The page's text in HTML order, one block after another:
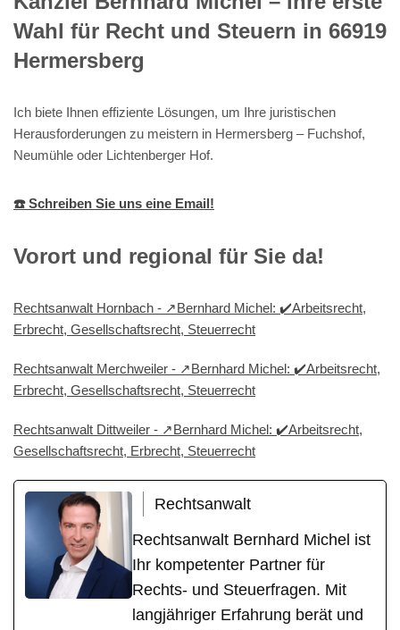
Wahl für Recht und Steuern in 66919
Hermersberg
Ich biete Ihnen effiziente Lösungen, um Ihre juristischen
Herausforderungen zu meistern in Hermersberg – Fuchshof,
Neumühle oder Lichtenberger Hof.
☎️ Schreiben Sie uns eine Email!
Vorort und regional für Sie da!
Rechtsanwalt Hornbach - ↗️Bernhard Michel: ✔️Arbeitsrecht,
Erbrecht, Gesellschaftsrecht, Steuerrecht
Rechtsanwalt Merchweiler - ↗️Bernhard Michel: ✔️Arbeitsrecht,
Erbrecht, Gesellschaftsrecht, Steuerrecht
Rechtsanwalt Dittweiler - ↗️Bernhard Michel: ✔️Arbeitsrecht,
Gesellschaftsrecht, Erbrecht, Steuerrecht
Rechtsanwalt
Rechtsanwalt Bernhard Michel ist
Ihr kompetenter Partner für
Rechts- und Steuerfragen. Mit
langjähriger Erfahrung berät und